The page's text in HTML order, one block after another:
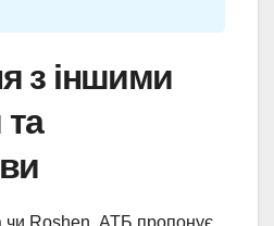
з іншими